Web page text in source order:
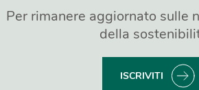
Per rimanere aggiornato sulle
della
ISCRIVITI